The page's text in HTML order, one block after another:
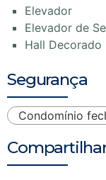
Elevador
Elevador de
Hall Decorado
Segurança
Condomínio